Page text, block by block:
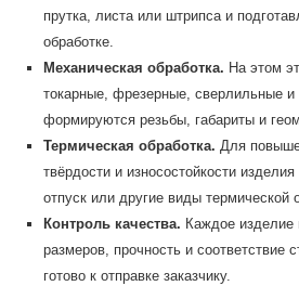
прутка, листа или штрипса и
обработке.
Механическая обработка. На этом
токарные, фрезерные, сверлильные
формируются резьбы, габариты и
Термическая обработка. Для
твёрдости и износостойкости изделия
отпуск или другие виды термической
Контроль качества. Каждое изделие
размеров, прочность и соответствие
готово к отправке заказчику.